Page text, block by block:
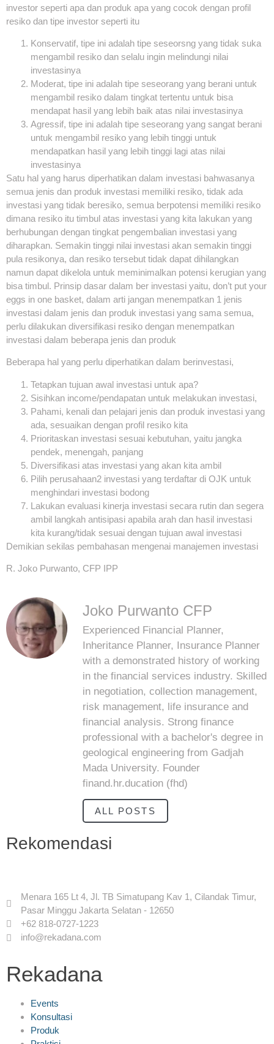
investor seperti apa dan produk apa yang cocok dengan profil
resiko dan tipe investor seperti itu
Konservatif, tipe ini adalah tipe seseorsng yang tidak suka
mengambil resiko dan selalu ingin melindungi nilai
investasinya
Moderat, tipe ini adalah tipe seseorang yang berani untuk
mengambil resiko dalam tingkat tertentu untuk bisa
mendapat hasil yang lebih baik atas nilai investasinya
Agressif, tipe ini adalah tipe seseorang yang sangat berani
untuk mengambil resiko yang lebih tinggi untuk
mendapatkan hasil yang lebih tinggi lagi atas nilai
investasinya
Satu hal yang harus diperhatikan dalam investasi bahwasanya
semua jenis dan produk investasi memiliki resiko, tidak ada
investasi yang tidak beresiko, semua berpotensi memiliki resiko
dimana resiko itu timbul atas investasi yang kita lakukan yang
berhubungan dengan tingkat pengembalian investasi yang
diharapkan. Semakin tinggi nilai investasi akan semakin tinggi
pula resikonya, dan resiko tersebut tidak dapat dihilangkan
namun dapat dikelola untuk meminimalkan potensi kerugian yang
bisa timbul. Prinsip dasar dalam ber investasi yaitu, don’t put your
eggs in one basket, dalam arti jangan menempatkan 1 jenis
investasi dalam jenis dan produk investasi yang sama semua,
perlu dilakukan diversifikasi resiko dengan menempatkan
investasi dalam beberapa jenis dan produk
Beberapa hal yang perlu diperhatikan dalam berinvestasi,
Tetapkan tujuan awal investasi untuk apa?
Sisihkan income/pendapatan untuk melakukan investasi,
Pahami, kenali dan pelajari jenis dan produk investasi yang
ada, sesuaikan dengan profil resiko kita
Prioritaskan investasi sesuai kebutuhan, yaitu jangka
pendek, menengah, panjang
Diversifikasi atas investasi yang akan kita ambil
Pilih perusahaan2 investasi yang terdaftar di OJK untuk
menghindari investasi bodong
Lakukan evaluasi kinerja investasi secara rutin dan segera
ambil langkah antisipasi apabila arah dan hasil investasi
kita kurang/tidak sesuai dengan tujuan awal investasi
Demikian sekilas pembahasan mengenai manajemen investasi
R. Joko Purwanto, CFP IPP
Joko Purwanto CFP
Experienced Financial Planner,
Inheritance Planner, Insurance Planner
with a demonstrated history of working
in the financial services industry. Skilled
in negotiation, collection management,
risk management, life insurance and
financial analysis. Strong finance
professional with a bachelor's degree in
geological engineering from Gadjah
Mada University. Founder
finand.hr.ducation (fhd)
ALL POSTS
Rekomendasi
Menara 165 Lt 4, Jl. TB Simatupang Kav 1, Cilandak Timur,
Pasar Minggu Jakarta Selatan - 12650
+62 818-0727-1223
info@rekadana.com
Rekadana
Events
Konsultasi
Produk